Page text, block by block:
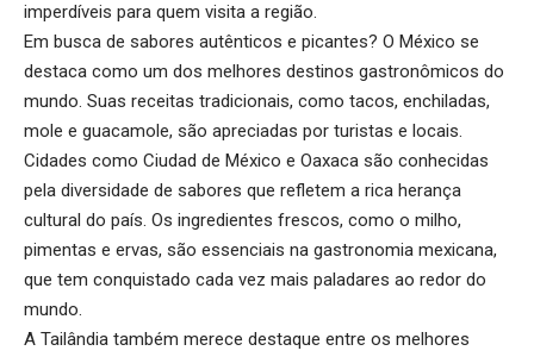
imperdíveis para quem visita a região.
Em busca de sabores autênticos e picantes? O México se
destaca como um dos melhores destinos gastronômicos do
mundo. Suas receitas tradicionais, como tacos, enchiladas,
mole e guacamole, são apreciadas por turistas e locais.
Cidades como Ciudad de México e Oaxaca são conhecidas
pela diversidade de sabores que refletem a rica herança
cultural do país. Os ingredientes frescos, como o milho,
pimentas e ervas, são essenciais na gastronomia mexicana,
que tem conquistado cada vez mais paladares ao redor do
mundo.
A Tailândia também merece destaque entre os melhores